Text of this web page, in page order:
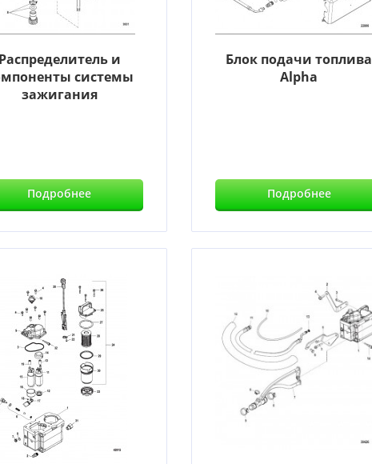
и
системы
зажигания
Подробнее
Блок подачи топлива
Alpha
Подробнее